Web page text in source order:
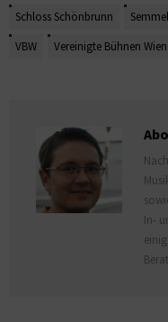
Schloss Schönbrunn
VBW
Vereinigte Bühnen Wien
In-